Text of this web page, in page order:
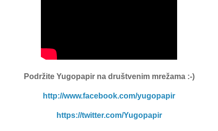
Podržite Yugopapirna društvenim mrežama :-)
http://www.facebook.com/yugopapir
https://twitter.com/Yugopapir